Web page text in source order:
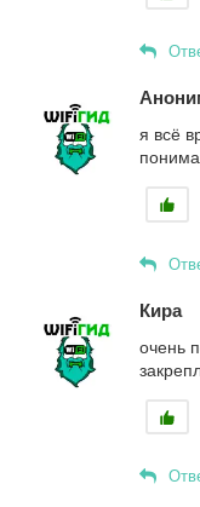
я всё
Кира
очень